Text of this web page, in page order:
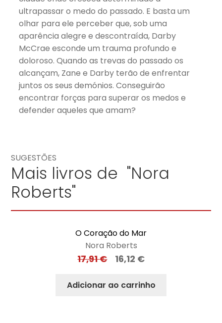
ultrapassar o medo do passado. E basta um
olhar para ele perceber que, sob uma
aparência alegre e descontraída, Darby
McCrae esconde um trauma profundo e
doloroso. Quando as trevas do passado os
alcançam, Zane e Darby terão de enfrentar
juntos os seus demónios. Conseguirão
encontrar forças para superar os medos e
defender aqueles que amam?
SUGESTÕES
Mais livros de "Nora
Roberts"
O Coração do Mar
Nora Roberts
17,91€ 16,12 €
Adicionar ao carrinho